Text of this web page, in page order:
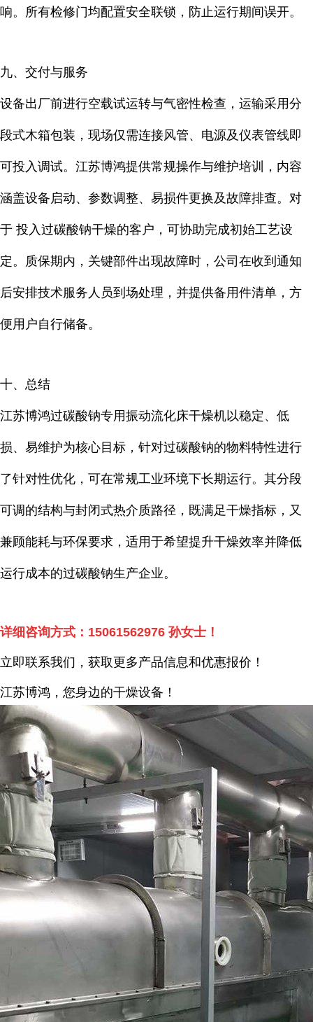
响。所有检修门均配置安全联锁，防止运行期间误开。
九、交付与服务
设备出厂前进行空载试运转与气密性检查，运输采用分
段式木箱包装，现场仅需连接风管、电源及仪表管线即
可投入调试。江苏博鸿提供常规操作与维护培训，内容
涵盖设备启动、参数调整、易损件更换及故障排查。对
于 投入过碳酸钠干燥的客户，可协助完成初始工艺设
定。质保期内，关键部件出现故障时，公司在收到通知
后安排技术服务人员到场处理，并提供备用件清单，方
便用户自行储备。
十、总结
江苏博鸿过碳酸钠专用振动流化床干燥机以稳定、低
损、易维护为核心目标，针对过碳酸钠的物料特性进行
了针对性优化，可在常规工业环境下长期运行。其分段
可调的结构与封闭式热介质路径，既满足干燥指标，又
兼顾能耗与环保要求，适用于希望提升干燥效率并降低
运行成本的过碳酸钠生产企业。
详细咨询方式： 15061562976 孙女士！
立即联系我们，获取更多产品信息和优惠报价！
江苏博鸿，您身边的干燥设备 ！